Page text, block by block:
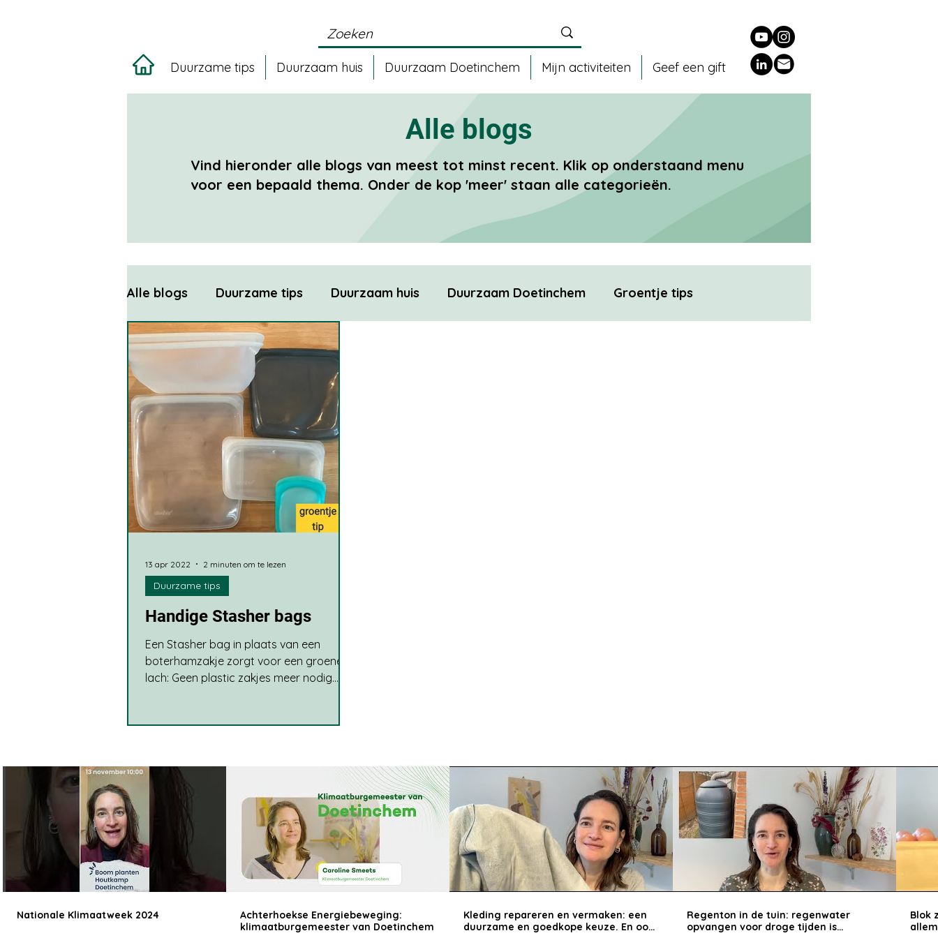
Duurzame tips Duurzaam huis Duurzaam Doetinchem Mijn activiteiten Geef een gift
Alle blogs
Vind hieronder alle blogs van meest tot minst recent. Klik op onderstaand menu
voor een bepaald thema. Onder de kop 'meer' staan alle categorieën.
Alle blogs Duurzame tips Duurzaam huis Duurzaam Doetinchem Groentje tips
Bezige Bij tips Eco Topper tips
Textiel Tuin en dieren Invloed
Doetinchems initiatief Tips plaatsgenoten
Handige Stasher bags
Een Stasher bag in plaats van een
boterhamzakje zorgt voor een groene
lach: Geen plastic zakjes meer nodig
irritante binders of te strakke knoop
bags nu zo'n 2 jaar en ik ben er heel blij
mee. Ze vervangen voor ons de
boterham- en diepvrieszakjes en
vershoudfolie. Zoals je op de foto ziet
hebben we verschillende formaten die
we allemaal
Duurzame tips
13 apr 2022 2 minuten om te lezen
Nationale Klimaatweek 2024
Achterhoekse Energiebeweging:
klimaatburgemeester van Doetinchem
Kleding repareren en vermaken: een
duurzame en goedkope keuze. En ook
Regenton in de tuin: regenwater
opvangen voor droge tijden is
Blok